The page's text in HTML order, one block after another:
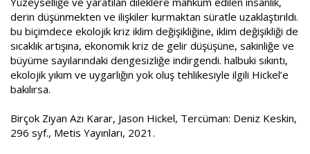
derin düşünmekten ve ilişkiler kurmaktan süratle uzaklaştırıldı.
bu biçimdece ekolojik kriz iklim değişikliğine, iklim değişikliği de
sıcaklık artışına, ekonomik kriz de gelir düşüşüne, sakinliğe ve
büyüme sayılarındaki dengesizliğe indirgendi. halbuki sıkıntı,
ekolojik yıkım ve uygarlığın yok oluş tehlikesiyle ilgili Hickel’e
bakılırsa.
Birçok Ziyan Azı Karar, Jason Hickel, Tercüman: Deniz Keskin,
296 syf., Metis Yayınları, 2021.